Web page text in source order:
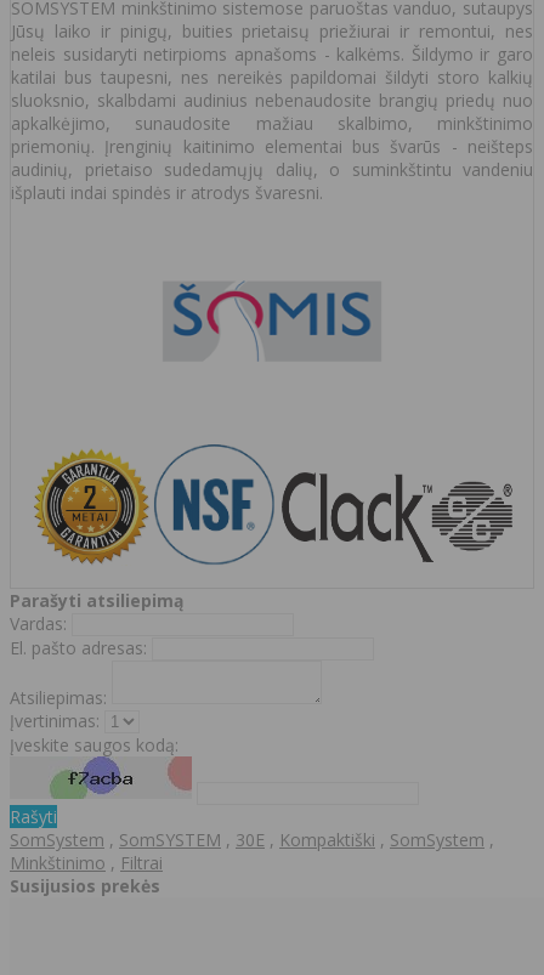
SOMSYSTEM minkštinimo sistemose paruoštas vanduo, sutaupys
Jūsų laiko ir pinigų, buities prietaisų priežiurai ir remontui, nes
neleis susidaryti netirpioms apnašoms - kalkėms. Šildymo ir garo
katilai bus taupesni, nes nereikės papildomai šildyti storo kalkių
sluoksnio, skalbdami audinius nebenaudosite brangių priedų nuo
apkalkėjimo, sunaudosite mažiau skalbimo, minkštinimo
priemonių. Įrenginių kaitinimo elementai bus švarūs - neišteps
audinių, prietaiso sudedamųjų dalių, o suminkštintu vandeniu
išplauti indai spindės ir atrodys švaresni.
Parašyti atsiliepimą
Vardas:
El. pašto adresas:
Atsiliepimas:
Įvertinimas:
Įveskite saugos kodą:
Rašyti
SomSystem , SomSYSTEM , 30E , Kompaktiški , SomSystem ,
Minkštinimo , Filtrai
Susijusios prekės